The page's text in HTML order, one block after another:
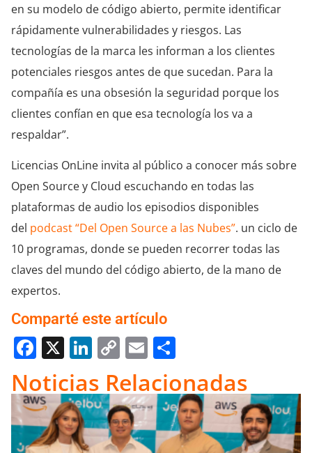
en su modelo de código abierto, permite identificar
rápidamente vulnerabilidades y riesgos. Las
tecnologías de la marca les informan a los clientes
potenciales riesgos antes de que sucedan. Para la
compañía es una obsesión la seguridad porque los
clientes confían en que esa tecnología los va a
respaldar”.
Licencias OnLine invita al público a conocer más sobre
Open Source y Cloud escuchando en todas las
plataformas de audio los episodios disponibles
del podcast “Del Open Source a las Nubes”. un ciclo de
10 programas, donde se pueden recorrer todas las
claves del mundo del código abierto, de la mano de
expertos.
Comparté este artículo
Facebook
X LinkedIn
Copy
Link
Email
Noticias Relacionadas